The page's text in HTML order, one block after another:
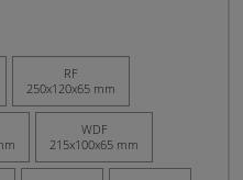
RF
250x120x65 mm
WDF
215x100x65 mm